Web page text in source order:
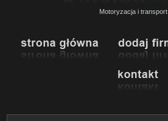
Motoryzacja i transport